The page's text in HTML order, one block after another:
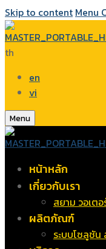
Skip to content Menu
th
en
vi
Menu
หน้าหลัก
เกี่ยวกับเรา
สยาม วอเต
ผลิตภัณฑ์
ระบบโซลูชัน